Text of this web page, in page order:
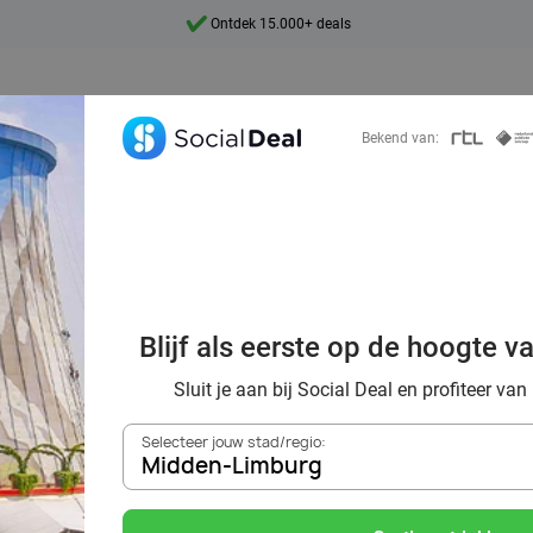
7 dagen per week beschikbaar
nét over
Bekend van:
Blijf als eerste op de hoogte
Sluit je aan bij Social Deal en profiteer
Selecteer jouw stad/regio:
Midden-Limburg